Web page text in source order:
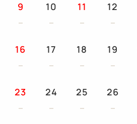
所有房型均為無菸房。
9 10 11 12
16 17 18 19
23 24 25 26